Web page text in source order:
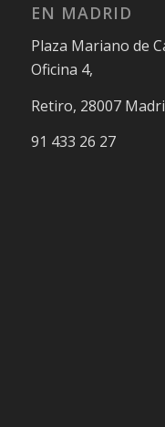
EN MADRID
Plaza Mariano de
Oficina 4,
Retiro, 28007
91 433 26 27